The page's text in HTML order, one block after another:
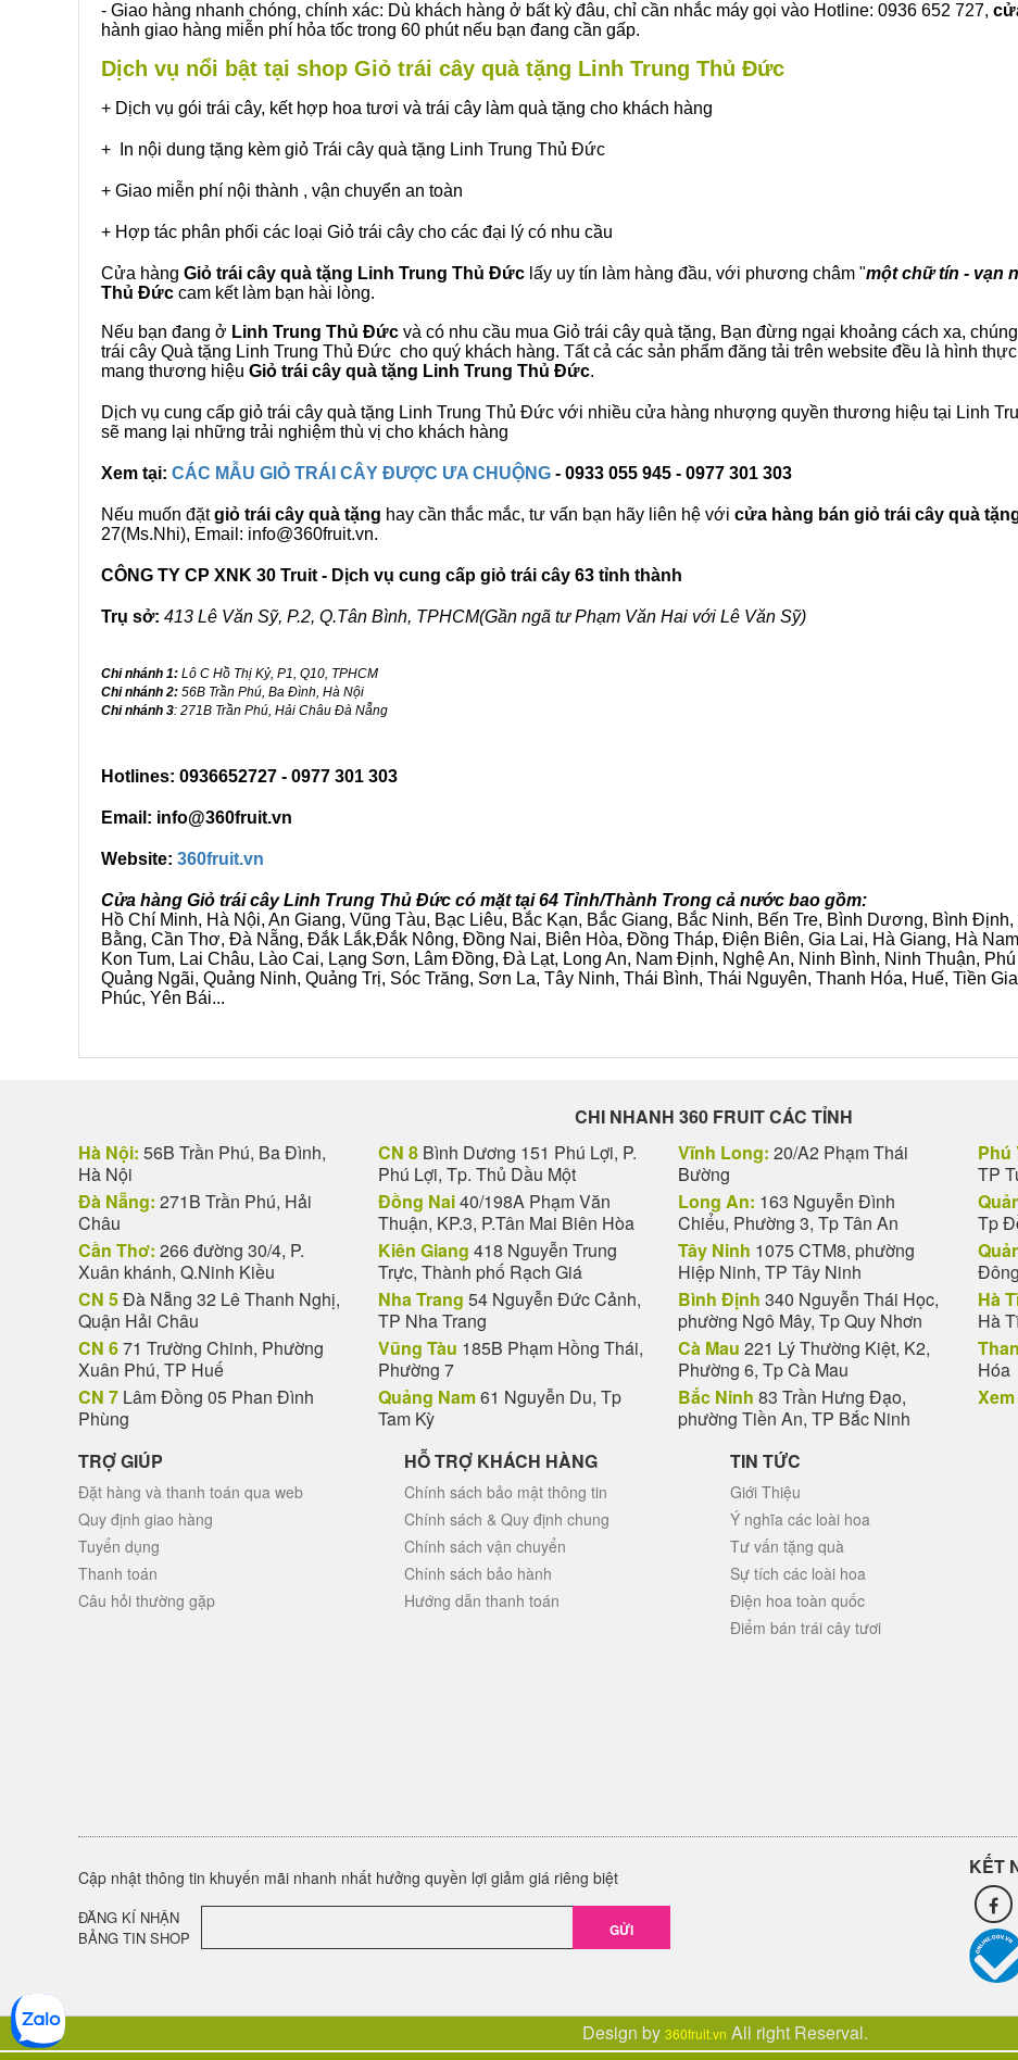
- Giao hàng nhanh chóng, chính xác: Dù khách hàng ở bất kỳ đâu, chỉ cần nhắc máy gọi vào Hotline: 0936 652 727,
hành giao hàng miễn phí hỏa tốc trong 60 phút nếu bạn đang cần gấp.
Dịch vụ nổi bật tại shop Giỏ trái cây quà tặng Linh Trung Thủ Đức
+ Dịch vụ gói trái cây, kết hợp hoa tươi và trái cây làm quà tặng cho khách hàng
+ In nội dung tặng kèm giỏ Trái cây quà tặng Linh Trung Thủ Đức
+ Giao miễn phí nội thành , vận chuyển an toàn
+ Hợp tác phân phối các loại Giỏ trái cây cho các đại lý có nhu cầu
Cửa hàng Giỏ trái cây quà tặng Linh Trung Thủ Đức lấy uy tín làm hàng đầu, với phương châm "một chữ tín - vạn
Thủ Đức cam kết làm bạn hài lòng.
Nếu bạn đang ở Linh Trung Thủ Đức và có nhu cầu mua Giỏ trái cây quà tặng, Bạn đừng ngại khoảng cách xa,
trái cây Quà tặng Linh Trung Thủ Đức cho quý khách hàng. Tất cả các sản phẩm đăng tải trên website đều là hình
mang thương hiệu Giỏ trái cây quà tặng Linh Trung Thủ Đức.
Dịch vụ cung cấp giỏ trái cây quà tặng Linh Trung Thủ Đức với nhiều cửa hàng nhượng quyền thương hiệu tại Linh
sẽ mang lại những trải nghiệm thù vị cho khách hàng
Xem tại: CÁC MẪU GIỎ TRÁI CÂY ĐƯỢC ƯA CHUỘNG - 0933 055 945 - 0977 301 303
Nếu muốn đặtgiỏ trái cây quà tặng hay cần thắc mắc, tư vấn bạn hãy liên hệ với cửa hàng bán giỏ trái cây quà
27(Ms.Nhi), Email: info@360fruit.vn.
CÔNG TY CP XNK 30 Truit - Dịch vụ cung cấp giỏ trái cây 63 tỉnh thành
Trụ sở: 413 Lê Văn Sỹ, P.2, Q.Tân Bình, TPHCM(Gần ngã tư Phạm Văn Hai với Lê Văn Sỹ)
Chi nhánh 1: Lô C Hồ Thị Kỷ, P1, Q10, TPHCM
Chi nhánh 2: 56B Trần Phú, Ba Đình, Hà Nội
Chi nhánh 3: 271B Trần Phú, Hải Châu Đà Nẵng
Hotlines: 0936652727 - 0977 301 303
Email: info@360fruit.vn
Website: 360fruit.vn
Cửa hàng Giỏ trái cây Linh Trung Thủ Đức có mặt tại 64 Tỉnh/Thành Trong cả nước bao gồm:
Hồ Chí Minh, Hà Nội, An Giang, Vũng Tàu, Bạc Liêu, Bắc Kạn, Bắc Giang, Bắc Ninh, Bến Tre, Bình Dương, Bình
Bằng, Cần Thơ, Đà Nẵng, Đắk Lắk,Đắk Nông, Đồng Nai, Biên Hòa, Đồng Tháp, Điện Biên, Gia Lai, Hà Giang, Hà
Kon Tum, Lai Châu, Lào Cai, Lạng Sơn, Lâm Đồng, Đà Lạt, Long An, Nam Định, Nghệ An, Ninh Bình, Ninh Thuận,
Quảng Ngãi, Quảng Ninh, Quảng Trị, Sóc Trăng, Sơn La, Tây Ninh, Thái Bình, Thái Nguyên, Thanh Hóa, Huế, Tiền
Phúc, Yên Bái...
CHI NHANH 360 FRUIT CÁC TỈNH
Hà Nội: 56B Trần Phú, Ba Đình,
Hà Nội
Đà Nẵng: 271B Trần Phú, Hải
Châu
Cần Thơ: 266 đường 30/4, P.
Xuân khánh, Q.Ninh Kiều
CN 5Đà Nẵng 32 Lê Thanh Nghị,
Quận Hải Châu
CN 671 Trường Chinh, Phường
Xuân Phú, TP Huế
CN 7 Lâm Đồng 05 Phan Đình
Phùng
CN 8 Bình Dương 151 Phú Lợi, P.
Phú Lợi, Tp. Thủ Dầu Một
Đồng Nai40/198A Phạm Văn
Thuận, KP.3, P.Tân Mai Biên Hòa
Kiên Giang 418 Nguyễn Trung
Trực, Thành phố Rạch Giá
Nha Trang 54 Nguyễn Đức Cảnh,
TP Nha Trang
Vũng Tàu 185B Phạm Hồng Thái,
Phường 7
Quảng Nam61 Nguyễn Du, Tp
Tam Kỳ
Vĩnh Long: 20/A2 Phạm Thái
Bường
Long An: 163 Nguyễn Đình
Chiểu, Phường 3, Tp Tân An
Tây Ninh 1075 CTM8, phường
Hiệp Ninh, TP Tây Ninh
Bình Định 340 Nguyễn Thái Học,
phường Ngô Mây, Tp Quy Nhơn
Cà Mau 221 Lý Thường Kiệt, K2,
Phường 6, Tp Cà Mau
Bắc Ninh 83 Trần Hưng Đạo,
phường Tiền An, TP Bắc Ninh
Phú
TP
Tp
Hà
Hà
Hóa
TRỢ GIÚP
Đặt hàng và thanh toán qua web
Quy định giao hàng
Tuyển dụng
Thanh toán
Câu hỏi thường gặp
HỖ TRỢ KHÁCH HÀNG
Chính sách bảo mật thông tin
Chính sách & Quy định chung
Chính sách vận chuyển
Chính sách bảo hành
Hướng dẫn thanh toán
TIN TỨC
Giới Thiệu
Ý nghĩa các loài hoa
Tư vấn tặng quà
Sự tích các loài hoa
Điện hoa toàn quốc
Điểm bán trái cây tươi
Cập nhật thông tin khuyến mãi nhanh nhất hưởng quyền lợi giảm giá riêng biệt
ĐĂNG KÍ NHẬN
BẢNG TIN SHOP
GỬI
KẾT
Design by 360fruit.vn All right Reserval.